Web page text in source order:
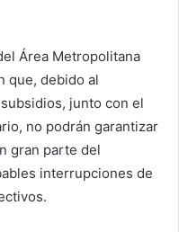
Área Metropolitana
que, debido al
junto con el
no podrán garantizar
gran parte del
interrupciones de